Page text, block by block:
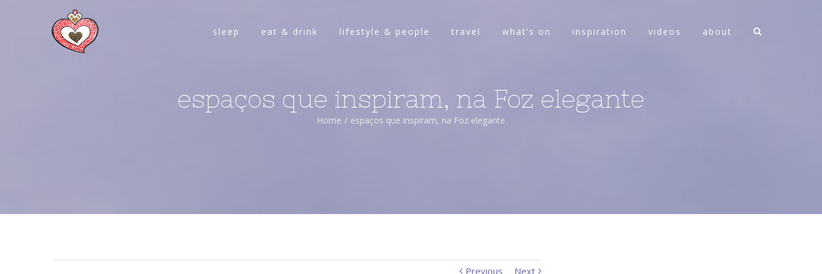
sleep eat & drink lifestyle & people travel what’s on inspiration videos about
espaços que inspiram, na Foz elegante
Home / espaços que inspiram, na Foz elegante
Previous Next